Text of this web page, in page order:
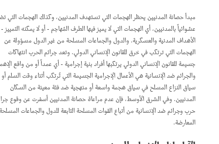
مبدأ حصانة المدنيين يحظر الهجمات التي تستهدف المدنيين، وكذلك الهجمات التي تضر
عشوائياً بالمدنيين، أي الهجمات التي لا يميز فيها الطرف المُهاجم - أو لا يمكنه التمييز - بين
الأهداف المدنية والعسكرية. والدول والجماعات المسلحة من غير الدول مسؤولة عن
الهجمات التي ترتكب في خرق للقانون الإنساني الدولي. وتعد جرائم الحرب انتهاكات
جسيمة للقانون الإنساني الدولي يرتكبها أفراد بنية إجرامية - أي عمداً أو من واقع الإهمال.
والجرائم ضد الإنسانية هي الأعمال الإجرامية الجسيمة التي تُرتكب أثناء وقت السلم أو في
سياق النزاع المسلح في سياق هجمة واسعة أو منهجية ضد فئة معينة من السكان
المدنيين. وفي الشرق الأوسط، فإن عدم مراعاة حصانة المدنيين أسفرت عن وقوع جرائم
حرب وجرائم ضد الإنسانية من أتباع القوات المسلحة التابعة للدول والجماعات المسلحة
المعارضة.